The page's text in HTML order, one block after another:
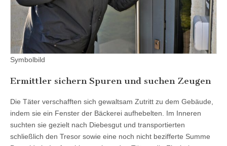
Symbolbild
Ermittler sichern Spuren und suchen Zeugen
Die Täter verschafften sich gewaltsam Zutritt zu dem Gebäude,
indem sie ein Fenster der Bäckerei aufhebelten. Im Inneren
suchten sie gezielt nach Diebesgut und transportierten
schließlich den Tresor sowie eine noch nicht bezifferte Summe